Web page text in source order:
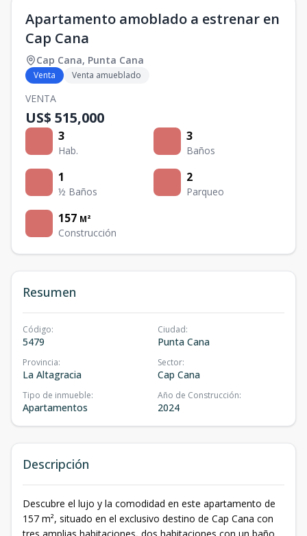
Apartamento amoblado a estrenar en
Cap Cana
Cap Cana, Punta Cana
Venta Venta amueblado
VENTA
US$ 515,000
3
Hab.
3
Baños
1
½ Baños
2
Parqueo
157 M²
Construcción
Resumen
Código:
5479
Ciudad:
Punta Cana
Provincia:
La Altagracia
Sector:
Cap Cana
Tipo de inmueble:
Apartamentos
Año de Construcción:
2024
Descripción
Descubre el lujo y la comodidad en este apartamento de
157 m², situado en el exclusivo destino de Cap Cana con